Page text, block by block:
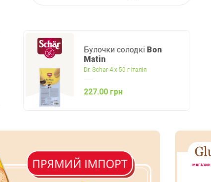
Булочки солодкіBon
Matin
Dr. Schar 4 х 50 г Італія
227.00 грн